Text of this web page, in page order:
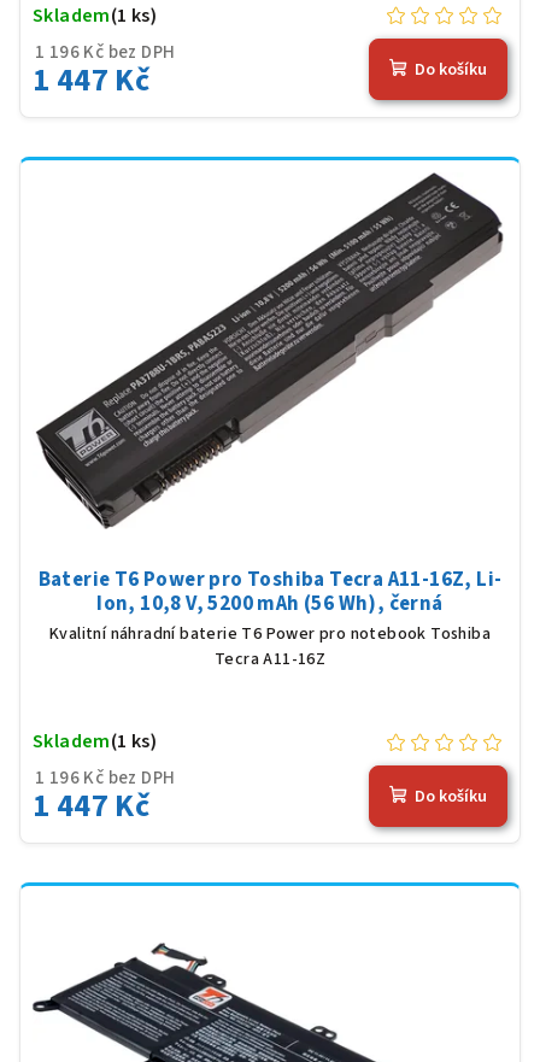
1 196 Kč bez DPH
1 447 Kč
Skladem(1 ks)
Do košíku
Baterie T6 Power pro Toshiba Tecra A11-16Z, Li-
Ion, 10,8 V, 5200 mAh (56 Wh), černá
Kvalitní náhradní baterie T6 Power pro notebook Toshiba
Tecra A11-16Z
1 196 Kč bez DPH
1 447 Kč
Skladem(1 ks)
Do košíku